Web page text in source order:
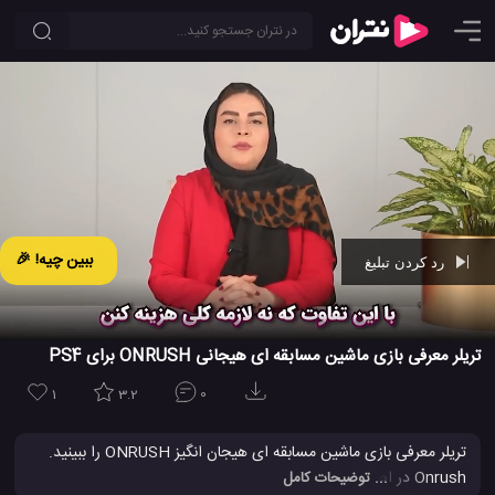
ببین چیه! 🎉
Ad -01:28
تریلر معرفی بازی ماشین مسابقه ای هیجانی ONRUSH برای PS4
1 3.2 0
تریلر معرفی بازی ماشین مسابقه ای هیجان انگیز ONRUSH را ببینید.
Onrush در اصل یک بازی جنگی وسایل نقلیه است که توسط شرکت
... توضیحات کامل